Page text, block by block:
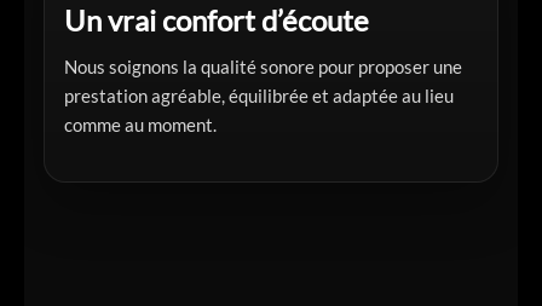
Un vrai confort d’écoute
Nous soignons la qualité sonore pour proposer une
prestation agréable, équilibrée et adaptée au lieu
comme au moment.